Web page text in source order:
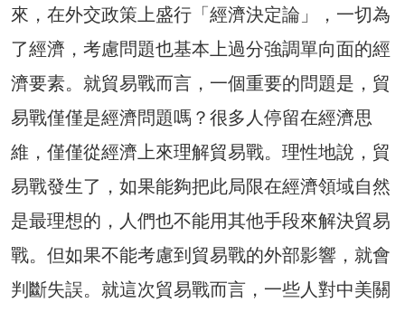
來，在外交政策上盛行「經濟決定論」，一切為
了經濟，考慮問題也基本上過分強調單向面的經
濟要素。就貿易戰而言，一個重要的問題是，貿
易戰僅僅是經濟問題嗎？很多人停留在經濟思
維，僅僅從經濟上來理解貿易戰。理性地說，貿
易戰發生了，如果能夠把此局限在經濟領域自然
是最理想的，人們也不能用其他手段來解決貿易
戰。但如果不能考慮到貿易戰的外部影響，就會
判斷失誤。就這次貿易戰而言，一些人對中美關